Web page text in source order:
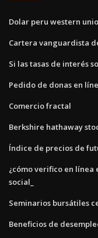
Dolar peru western
Cartera vanguardista
Si las tasas de interés
Pedido de donas en
Comercio fractal
Berkshire hathaway
Índice de precios de
¿cómo verifico en
social_
Seminarios bursátiles
Beneficios de